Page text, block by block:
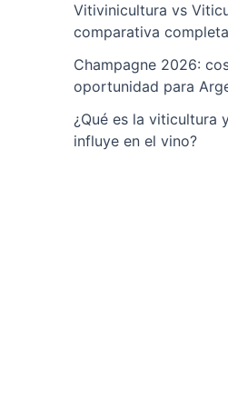
Vitivinicultura vs
comparativa completa
Champagne 2026:
oportunidad para
¿Qué es la viticultura
influye en el vino?